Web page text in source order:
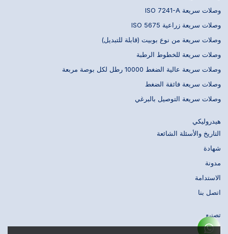
وصلات سريعة ISO 7241-A
وصلات سريعة زراعية ISO 5675
وصلات سريعة من نوع بوبيت (قابلة للتبديل)
وصلات سريعة للخطوط الرطبة
وصلات سريعة عالية الضغط 10000 رطل لكل بوصة مربعة
وصلات سريعة فائقة الضغط
وصلات سريعة التوصيل بالبرغي
هيدروليكي
التاريخ والأسئلة الشائعة
شهادة
مدونة
الاستدامة
اتصل بنا
تصنيع
تصميم